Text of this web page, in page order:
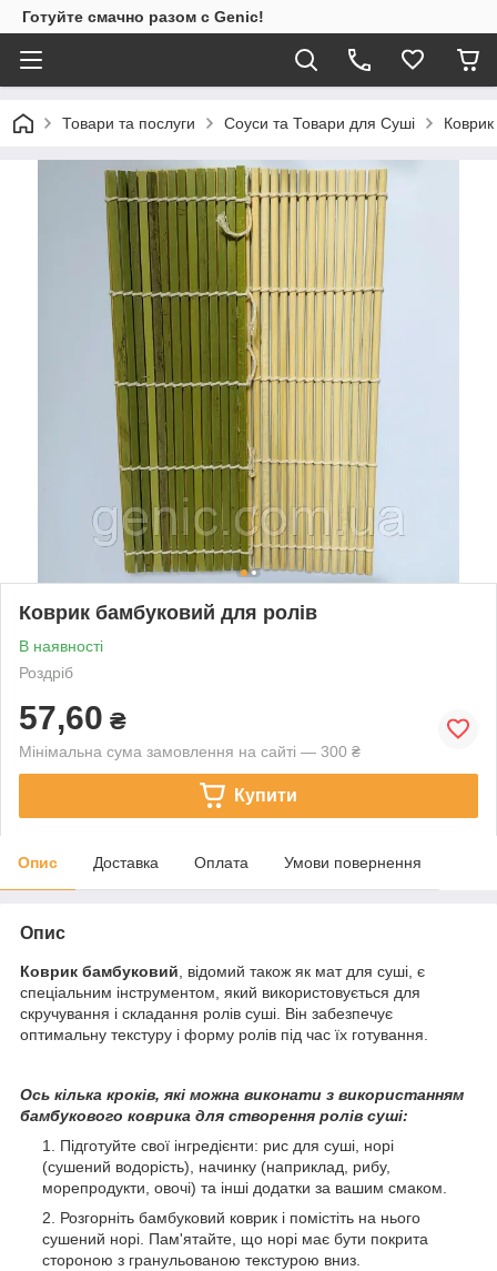
Готуйте смачно разом с Genic!
Товари та послуги Соуси та Товари для Суші
Коврик бамбуковий для ролів
В наявності
Роздріб
57,60 ₴
Мінімальна сума замовлення на сайті — 300 ₴
Купити
Опис Доставка Оплата Умови повернення
Опис
Коврик бамбуковий , відомий також як мат для суші, є
спеціальним інструментом, який використовується для
скручування і складання ролів суші. Він забезпечує
оптимальну текстуру і форму ролів під час їх готування.
Ось кілька кроків, які можна виконати з використанням
бамбукового коврика для створення ролів суші:
Підготуйте свої інгредієнти: рис для суші, норі
(сушений водорість), начинку (наприклад, рибу,
морепродукти, овочі) та інші додатки за вашим смаком.
Розгорніть бамбуковий коврик і помістіть на нього
сушений норі. Пам'ятайте, що норі має бути покрита
стороною з гранульованою текстурою вниз.